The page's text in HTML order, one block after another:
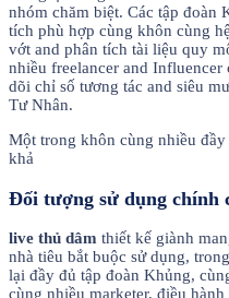
nhóm chăm biệt. Các tập đoàn
tích phù hợp cùng khôn cùng
vớt and phân tích tài liệu quy
nhiều freelancer and
dõi chỉ số tương tác and siêu
Tư Nhân.
Một trong khôn cùng nhiều đầy
khả
Đối tượng sử dụng chính
live thủ dâm thiết kế giành
nhà tiêu bắt buộc sử dụng,
lại đầy đủ tập đoàn Khủng,
cùng nhiều marketer, điều